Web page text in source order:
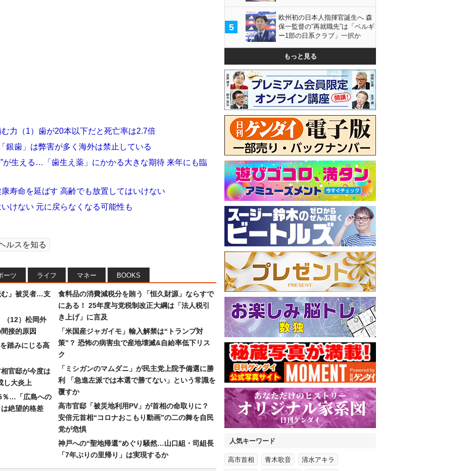
力（1）歯が20本以下だと死亡率は2.7倍
銀歯」は弊害が多く海外は禁止している
が生える…「歯生え薬」にかかる大きな期待 来年にも臨
寿命を延ばす 高齢でも放置してはいけない
けない 元に戻らなくなる可能性も
ルスを知る
ーツ ライフ マネー BOOKS
む」被災者…支
（12）松岡外
接的原因
踏みにじる高
官邸が今度は
し大炎上
％…「広島への
絶望的格差
食料品の消費減税分を賄う「恒久財源」ならすで
にある！ 25年度与党税制改正大綱は「法人税引
き上げ」に言及
「米国産ジャガイモ」輸入解禁は“トランプ対
策”？ 恐怖の病害虫で産地壊滅&自給率低下リス
ク
「ミシガンのマムダニ」が民主党上院予備選に勝
利 「急進左派では本選で勝てない」という常識を
覆すか
高市官邸「被災地利用PV」が首相の命取りに？
安倍元首相“コロナおこもり動画”の二の舞を自民
党が危惧
神戸への“聖地帰還”めぐり騒然…山口組・司組長
「7年ぶりの里帰り」は実現するか
5
欧州初の日本人指揮官誕生へ 森
保一監督の“再就職先”は「ベルギ
ー1部の日系クラブ」一択か
もっと見る
人気キーワード
高市首相 青木歌音 清水アキラ